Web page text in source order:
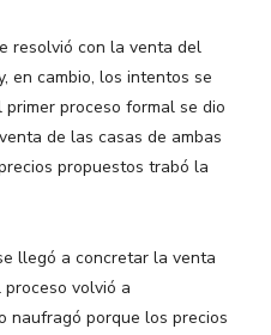
resolvió con la venta del
en cambio, los intentos se
proceso formal se dio
de las casas de ambas
propuestos trabó la
llegó a concretar la venta
volvió a
naufragó porque los precios